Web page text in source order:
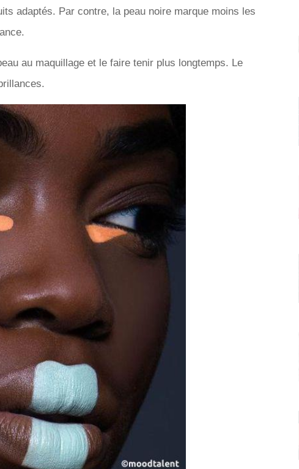
adaptés. Par contre, la peau noire marque moins les
au maquillage et le faire tenir plus longtemps. Le